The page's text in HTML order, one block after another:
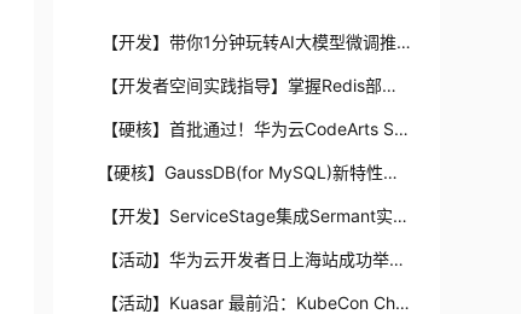
【开发】带你1分钟玩转AI大模型微调推
理，更有限时福利等你领
【开发者空间实践指导】掌握Redis部
署，轻松实现电商平台秒杀抢购！
【硬核】首批通过！华为云CodeArts Sn
ap获可信AI智能编码工具评估最高级
【硬核】GaussDB(for MySQL)新特性解
读：冷热存储分离
【开发】ServiceStage集成Sermant实现
应用的优雅上下线
【活动】华为云开发者日上海站成功举
办，领取一人一台云主机
【活动】Kuasar 最前沿：KubeCon Chin